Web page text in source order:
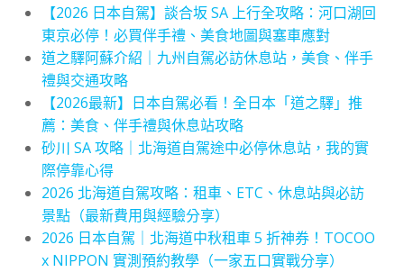
【2026 日本自駕】談合坂 SA 上行全攻略：河口湖回
東京必停！必買伴手禮、美食地圖與塞車應對
道之驛阿蘇介紹｜九州自駕必訪休息站，美食、伴手
禮與交通攻略
【2026最新】日本自駕必看！全日本「道之驛」推
薦：美食、伴手禮與休息站攻略
砂川 SA 攻略｜北海道自駕途中必停休息站，我的實
際停靠心得
2026 北海道自駕攻略：租車、ETC、休息站與必訪
景點（最新費用與經驗分享）
2026 日本自駕｜北海道中秋租車 5 折神券！TOCOO
x NIPPON 實測預約教學（一家五口實戰分享）